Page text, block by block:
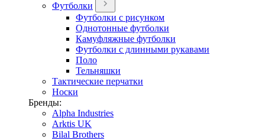
Футболки
Футболки с рисунком
Однотонные футболки
Камуфляжные футболки
Футболки с длинными рукавами
Поло
Тельняшки
Тактические перчатки
Носки
Бренды:
Alpha Industries
Arktis UK
Bilal Brothers